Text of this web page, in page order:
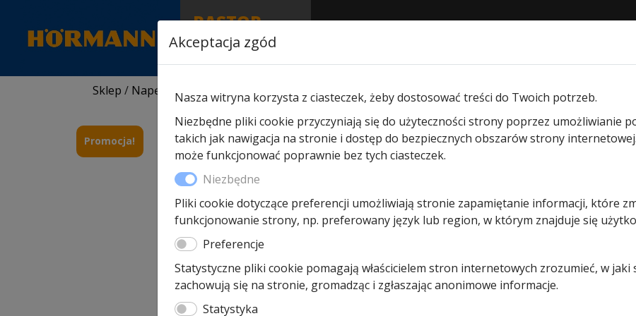
RASTOR
AUTORYZOWANY
PARTNER & SERWIS
Sklep / Napędy i akcesoria Napędy Hormann Napęd do bramy dwuskrzydłowej / Hormann
Promocja!
Hormann
Akku Solar
6 341,00złPierwotna
4 999,00
Akceptacja zgód
Nasza witryna korzysta z ciasteczek, żeby dostosować treści do Twoich potrzeb.
Niezbędne pliki cookie przyczyniają się do użyteczności strony poprzez umożliwianie
takich jak nawigacja na stronie i dostęp do bezpiecznych obszarów strony
może funkcjonować poprawnie bez tych ciasteczek.
Niezbędne
Pliki cookie dotyczące preferencji umożliwiają stronie zapamiętanie informacji, które
funkcjonowanie strony, np. preferowany język lub region, w którym znajduje się
Preferencje
Statystyczne pliki cookie pomagają właścicielem stron internetowych zrozumieć, w
zachowują się na stronie, gromadząc i zgłaszając anonimowe informacje.
Statystyka